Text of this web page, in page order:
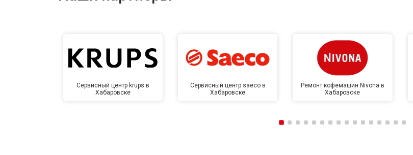
Сервисный центр krups в
Хабаровске
Сервисный центр saeco в
Хабаровске
Ремонт кофемашин Nivona в
Хабаровске